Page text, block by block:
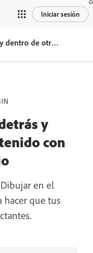
Iniciar sesión
Crea ilustraciones detrás y dentro de otro contenido con los modos de dibujo
y
con
en el
hacer que tus